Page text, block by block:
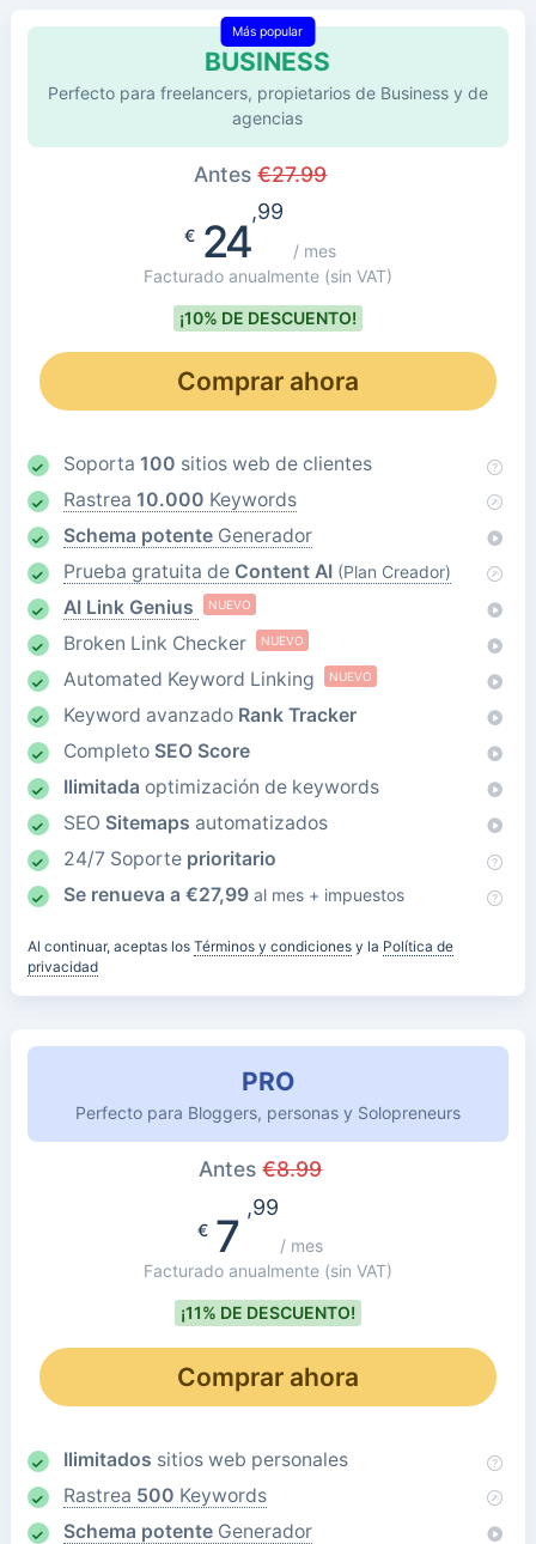
BUSINESS
Más popular
Perfecto para freelancers, propietarios de Business y de
agencias
Antes€27.99
€24
,99
/ mes
Facturado anualmente (sin VAT)
¡10% DE DESCUENTO!
Comprar ahora
Soporta 100 sitios web de clientes
Rastrea 10.000 Keywords
Schema potenteGenerador
Prueba gratuita de Content AI (Plan Creador)
AI Link Genius NUEVO
Broken Link Checker NUEVO
Automated Keyword Linking NUEVO
Keyword avanzado Rank Tracker
Completo SEO Score
Ilimitada optimización de keywords
SEO Sitemaps automatizados
24/7 Soporte prioritario
Se renueva a €27,99 al mes + impuestos
Al continuar, aceptas los Términos y condicionesy la Política de
privacidad
PRO
Perfecto para Bloggers, personas y Solopreneurs
Antes€8.99
€7
,99
/ mes
Facturado anualmente (sin VAT)
¡11% DE DESCUENTO!
Comprar ahora
Ilimitados sitios web personales
Rastrea 500 Keywords
Schema potenteGenerador